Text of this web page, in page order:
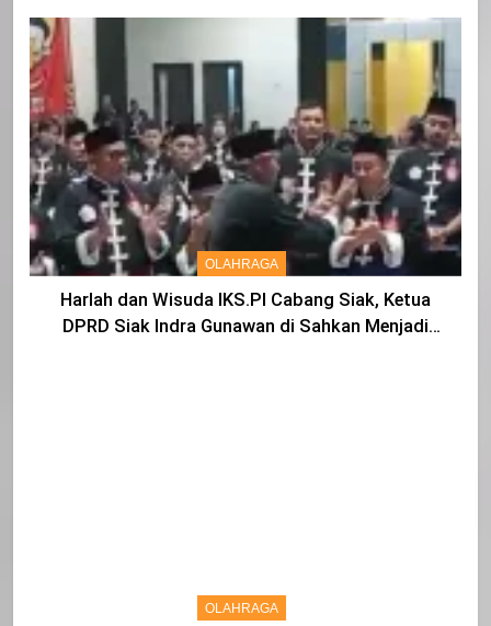
OLAHRAGA
Harlah dan Wisuda IKS.PI Cabang Siak, Ketua
DPRD Siak Indra Gunawan di Sahkan Menjadi
OLAHRAGA